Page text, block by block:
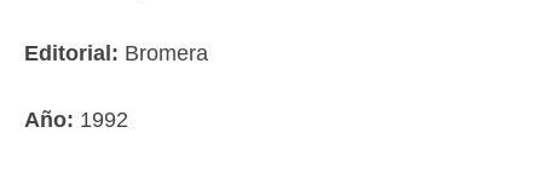
Editorial: Bromera
Año: 1992